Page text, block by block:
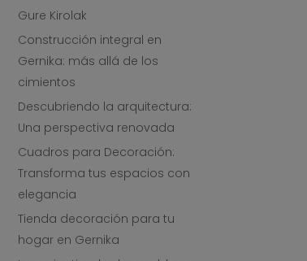
Gure Kirolak
Construcción integral en
Gernika: más allá de los
cimientos
Descubriendo la arquitectura:
Una perspectiva renovada
Cuadros para Decoración:
Transforma tus espacios con
elegancia
Tienda decoración para tu
hogar en Gernika